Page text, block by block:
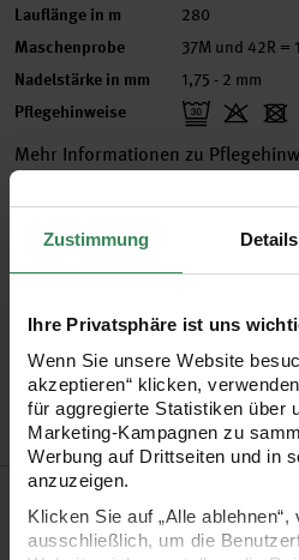
Zustimmung Details
Ihre Privatsphäre ist uns
Wenn Sie unsere Website
akzeptieren“ klicken,
für aggregierte Statistiken über
Marketing-Kampagnen zu
Werbung auf Drittseiten und in
anzuzeigen.
Klicken Sie auf „Alle
ausschließlich, um die
Lauflänge in m 280
Maschenprobe 37M und 42R =
Nadelstärke in mm 1,75 - 2 mm
Pflegehinweise
Mehr Informationen zu
Zertifizierung
Bestell-Nr.3044872
Produktbeschreibung
Essentials Crochet von Rico